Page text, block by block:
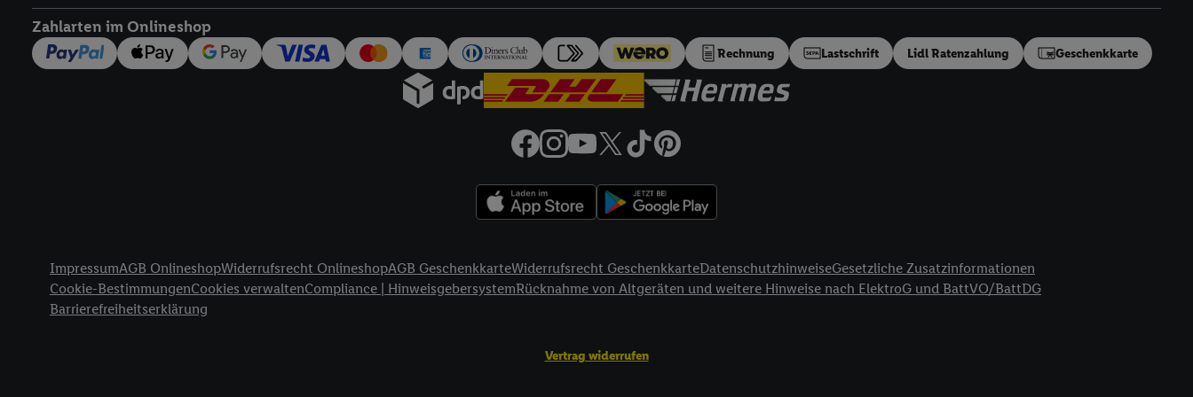
Zahlarten im Onlineshop
Rechnung Lastschrift Lidl Ratenzahlung Geschenkkarte
ImpressumAGB OnlineshopWiderrufsrecht OnlineshopAGB GeschenkkarteWiderrufsrecht GeschenkkarteDatenschutzhinweiseGesetzliche Zusatzinformationen
Cookie-BestimmungenCookies verwaltenCompliance | HinweisgebersystemRücknahme von Altgeräten und weitere Hinweise nach ElektroG und BattVO/BattDG
Barrierefreiheitserklärung
Vertrag widerrufen
widerrufen - jederzeit auch überdas Datenschutzportal von Utiq („consenthub“)oder über „Anpassen“/„Nutzung der
die Lidl-Dienste) widerrufen. Weitere Informationen finden Sie in denDatenschutzbestimmungen von Utiq.
Durch einen Klick auf „Ablehnen“ können Sie nur den Einsatz notwendiger Techniken zulassen. Durch einen Klick auf
„Zustimmen“ stimmen Sie allen Verarbeitungen zu sämtlichen vorgenannten Zwecken unter Einbindung sämtlicher
jederzeit mit Wirkung für die Zukunft zu widerrufen, finden Sie in unserenDatenschutzbestimmungen
Unter „Anpassen“ können Sie einzelne Verwendungszwecke oder Partner zulassen; das gilt auch für die
Gewährleistung der Sicherheit, Verhinderung und Aufdeckung von Betrug und Fehlerbehebung, Bereitstellung und
Verknüpfung verschiedener Endgeräte, Identifikation von Geräten anhand automatisch übermittelter Informationen,
Messung des Erfolgs von Werbekampagnen durch TTD und Nutzung der Telekommunikations-basierten Utiq-
Zugriff auf Informationen auf einem Endgerät. Entwicklung und Verbesserung der Angebote. Analyse von